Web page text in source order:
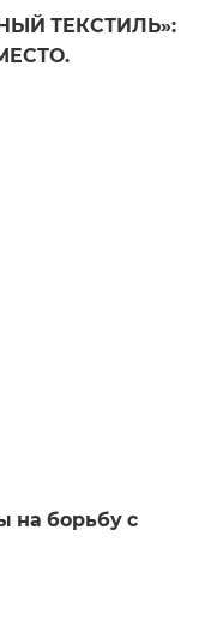
ТЕКСТИЛЬ»:
на борьбу с